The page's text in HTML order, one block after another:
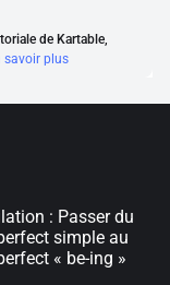
de Kartable,
savoir plus
: Passer du
simple au
« be-ing »